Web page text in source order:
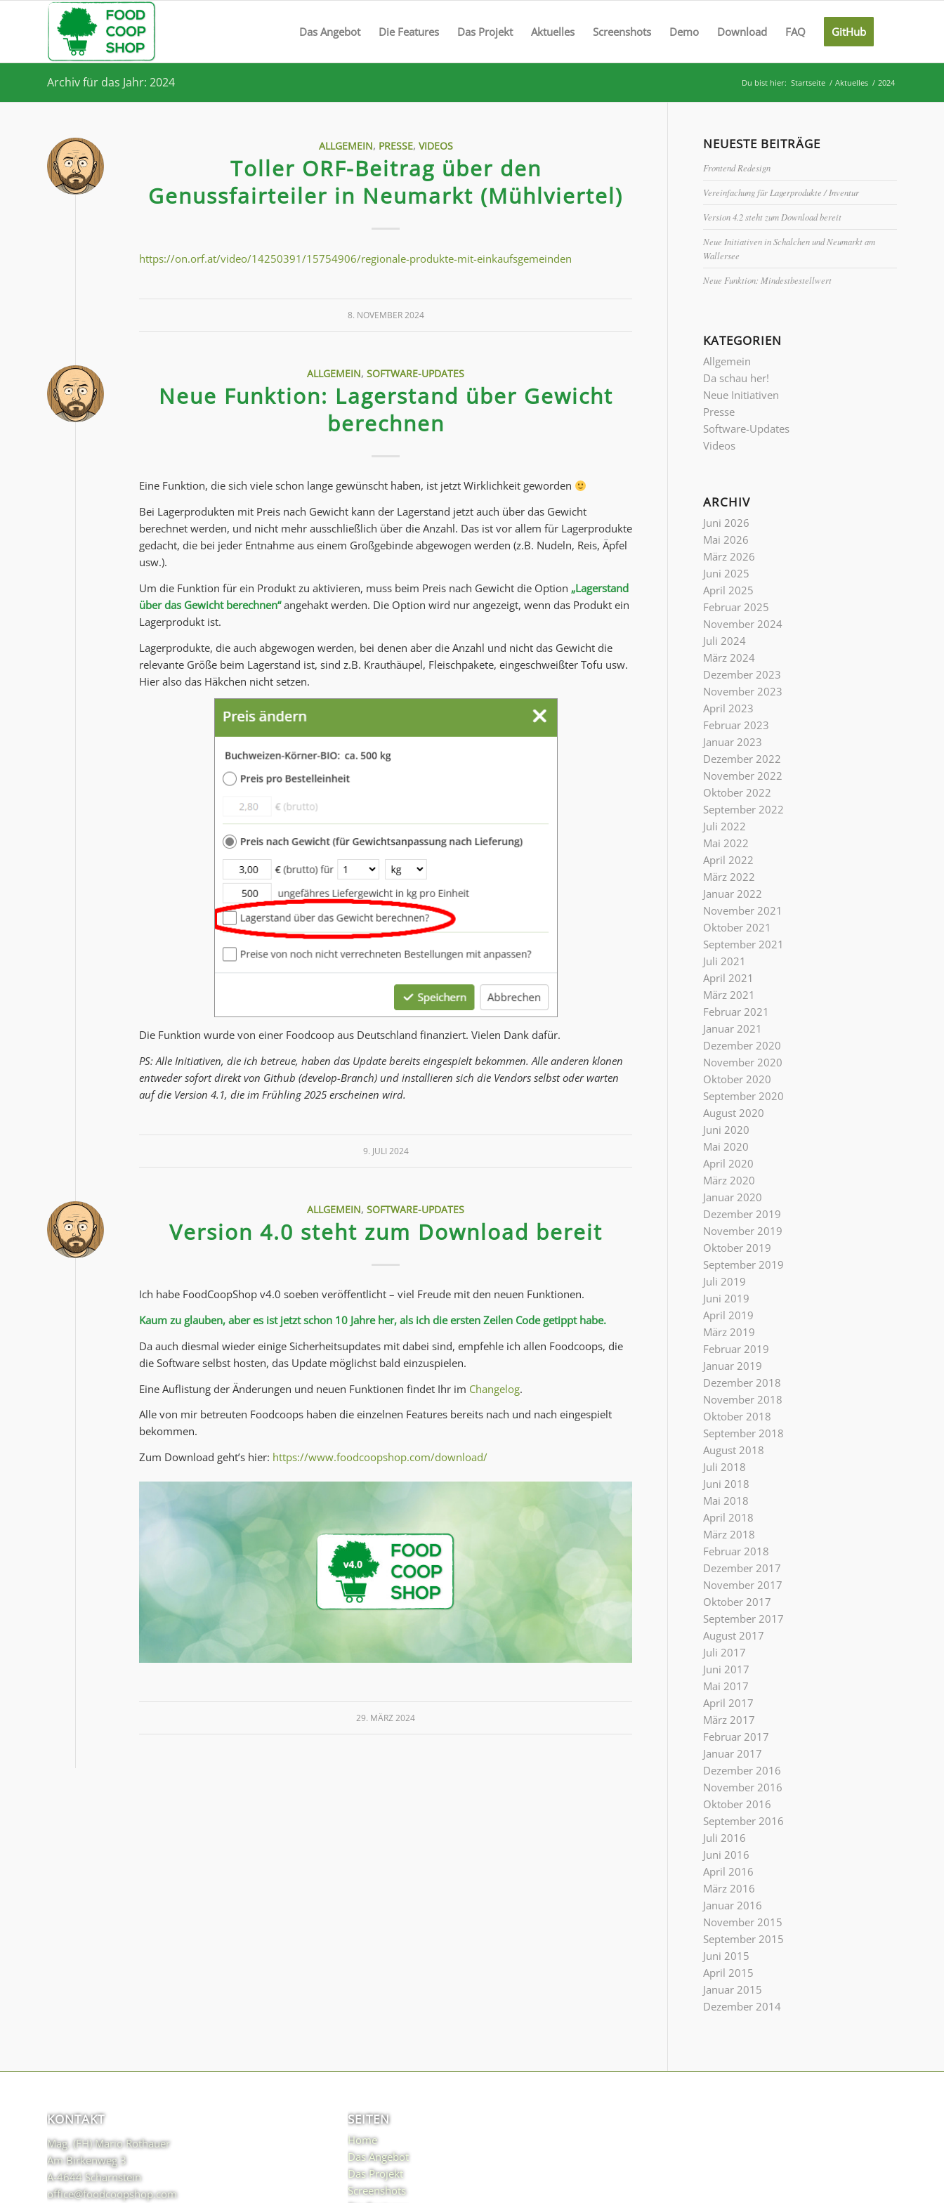
Das Angebot Die Features Das Projekt Aktuelles Screenshots Demo Download FAQ GitHub
Archiv für das Jahr: 2024 Du bist hier: Startseite / Aktuelles / 2024
ALLGEMEIN, PRESSE, VIDEOS
Toller ORF-Beitrag über den
Genussfairteiler in Neumarkt (Mühlviertel)
https://on.orf.at/video/14250391/15754906/regionale-produkte-mit-einkaufsgemeinden
8. NOVEMBER 2024
ALLGEMEIN,SOFTWARE-UPDATES
Neue Funktion: Lagerstand über Gewicht
berechnen
Eine Funktion, die sich viele schon lange gewünscht haben, ist jetzt Wirklichkeit geworden
Bei Lagerprodukten mit Preis nach Gewicht kann der Lagerstand jetzt auch über das Gewicht
berechnet werden, und nicht mehr ausschließlich über die Anzahl. Das ist vor allem für Lagerprodukte
gedacht, die bei jeder Entnahme aus einem Großgebinde abgewogen werden (z.B. Nudeln, Reis, Äpfel
usw.).
Um die Funktion für ein Produkt zu aktivieren, muss beim Preis nach Gewicht die Option „Lagerstand
über das Gewicht berechnen“angehakt werden. Die Option wird nur angezeigt, wenn das Produkt ein
Lagerprodukt ist.
Lagerprodukte, die auch abgewogen werden, bei denen aber die Anzahl und nicht das Gewicht die
relevante Größe beim Lagerstand ist, sind z.B. Krauthäupel, Fleischpakete, eingeschweißter Tofu usw.
Hier also das Häkchen nicht setzen.
Die Funktion wurde von einer Foodcoop aus Deutschland finanziert. Vielen Dank dafür.
PS: Alle Initiativen, die ich betreue, haben das Update bereits eingespielt bekommen. Alle anderen klonen
entweder sofort direkt von Github (develop-Branch) und installieren sich die Vendors selbst oder warten
auf die Version 4.1, die im Frühling 2025 erscheinen wird.
9. JULI 2024
ALLGEMEIN,SOFTWARE-UPDATES
Version 4.0 steht zum Download bereit
Ich habe FoodCoopShop v4.0 soeben veröffentlicht – viel Freude mit den neuen Funktionen.
Kaum zu glauben, aber es ist jetzt schon 10 Jahre her, als ich die ersten Zeilen Code getippt habe.
Da auch diesmal wieder einige Sicherheitsupdates mit dabei sind, empfehle ich allen Foodcoops, die
die Software selbst hosten, das Update möglichst bald einzuspielen.
Eine Auflistung der Änderungen und neuen Funktionen findet Ihr im Changelog.
Alle von mir betreuten Foodcoops haben die einzelnen Features bereits nach und nach eingespielt
bekommen.
Zum Download geht’s hier: https://www.foodcoopshop.com/download/
29. MÄRZ 2024
NEUESTE BEITRÄGE
Frontend Redesign
Vereinfachung für Lagerprodukte / Inventur
Version 4.2 steht zum Download bereit
Neue Initiativen in Schalchen und Neumarkt am
Wallersee
Neue Funktion: Mindestbestellwert
KATEGORIEN
Allgemein
Da schau her!
Neue Initiativen
Presse
Software-Updates
Videos
ARCHIV
Juni 2026
Mai 2026
März 2026
Juni 2025
April 2025
Februar 2025
November 2024
Juli 2024
März 2024
Dezember 2023
November 2023
April 2023
Februar 2023
Januar 2023
Dezember 2022
November 2022
Oktober 2022
September 2022
Juli 2022
Mai 2022
April 2022
März 2022
Januar 2022
November 2021
Oktober 2021
September 2021
Juli 2021
April 2021
März 2021
Februar 2021
Januar 2021
Dezember 2020
November 2020
Oktober 2020
September 2020
August 2020
Juni 2020
Mai 2020
April 2020
März 2020
Januar 2020
Dezember 2019
November 2019
Oktober 2019
September 2019
Juli 2019
Juni 2019
April 2019
März 2019
Februar 2019
Januar 2019
Dezember 2018
November 2018
Oktober 2018
September 2018
August 2018
Juli 2018
Juni 2018
Mai 2018
April 2018
März 2018
Februar 2018
Dezember 2017
November 2017
Oktober 2017
September 2017
August 2017
Juli 2017
Juni 2017
Mai 2017
April 2017
März 2017
Februar 2017
Januar 2017
Dezember 2016
November 2016
Oktober 2016
September 2016
Juli 2016
Juni 2016
April 2016
März 2016
Januar 2016
November 2015
September 2015
Juni 2015
April 2015
Januar 2015
Dezember 2014
KONTAKT
Mag. (FH) Mario Rothauer
Am Birkenweg 3
A-4644 Scharnstein
office@foodcoopshop.com
SEITEN
Home
Das Angebot
Das Projekt
Screenshots